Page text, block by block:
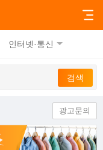
인터넷·통신
광고문의